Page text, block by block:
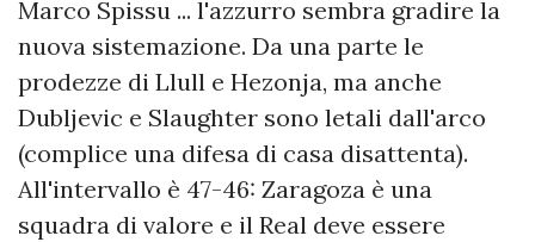
Marco Spissu ... l'azzurro sembra gradire la
nuova sistemazione. Da una parte le
prodezze di Llull e Hezonja, ma anche
Dubljevic e Slaughter sono letali dall'arco
(complice una difesa di casa disattenta).
All'intervallo è 47-46: Zaragoza è una
squadra di valore e il Real deve essere